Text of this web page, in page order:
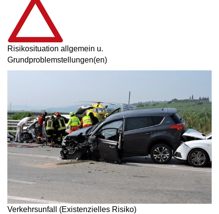
Risikosituation allgemein u.
Grundproblemstellungen(en)
Verkehrsunfall (Existenzielles Risiko)